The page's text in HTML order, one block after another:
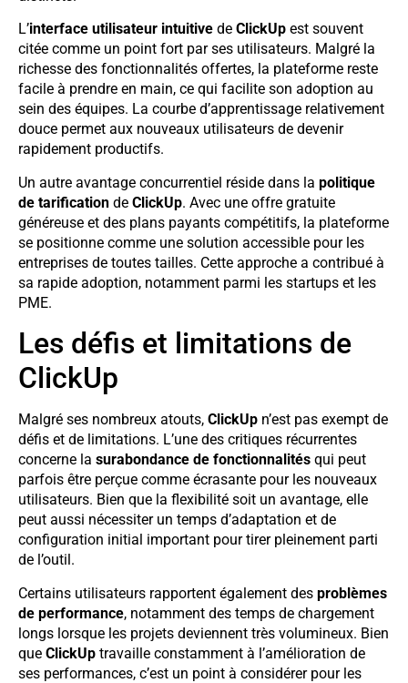
L’interface utilisateur intuitive de ClickUp est souvent
citée comme un point fort par ses utilisateurs. Malgré la
richesse des fonctionnalités offertes, la plateforme reste
facile à prendre en main, ce qui facilite son adoption au
sein des équipes. La courbe d’apprentissage relativement
douce permet aux nouveaux utilisateurs de devenir
rapidement productifs.
Un autre avantage concurrentiel réside dans la politique
de tarification de ClickUp. Avec une offre gratuite
généreuse et des plans payants compétitifs, la plateforme
se positionne comme une solution accessible pour les
entreprises de toutes tailles. Cette approche a contribué à
sa rapide adoption, notamment parmi les startups et les
PME.
Les défis et limitations de
ClickUp
Malgré ses nombreux atouts, ClickUp n’est pas exempt de
défis et de limitations. L’une des critiques récurrentes
concerne la surabondance de fonctionnalités qui peut
parfois être perçue comme écrasante pour les nouveaux
utilisateurs. Bien que la flexibilité soit un avantage, elle
peut aussi nécessiter un temps d’adaptation et de
configuration initial important pour tirer pleinement parti
de l’outil.
Certains utilisateurs rapportent également des problèmes
de performance, notamment des temps de chargement
longs lorsque les projets deviennent très volumineux. Bien
que ClickUp travaille constamment à l’amélioration de
ses performances, c’est un point à considérer pour les